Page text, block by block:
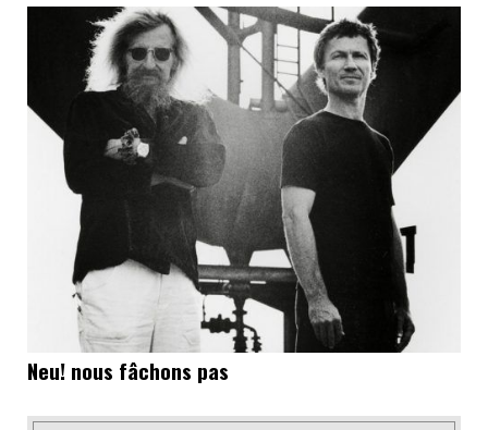
Neu! nous fâchons pas